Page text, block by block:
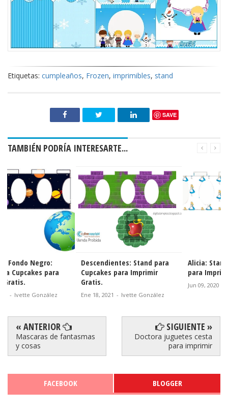
Etiquetas: cumpleaños, Frozen, imprimibles, stand
SAVE
TAMBIÉN PODRÍA INTERESARTE...
Descendientes: Stand para
Cupcakes para Imprimir
Gratis.
Ene 18, 2021 - Ivette González
Alicia: Stand para Cupcakes
para Imprimir Gratis.
Ivette González
« ANTERIOR
Mascaras de fantasmas
y cosas
SIGUIENTE »
Doctora juguetes cesta
para imprimir
FACEBOOK BLOGGER